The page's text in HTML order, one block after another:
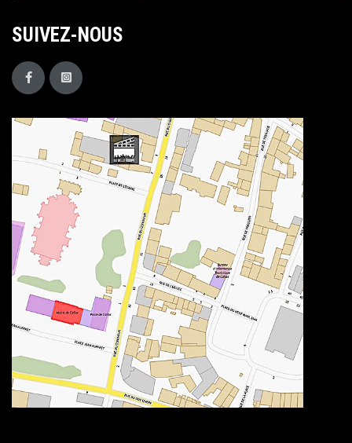
SUIVEZ-NOUS